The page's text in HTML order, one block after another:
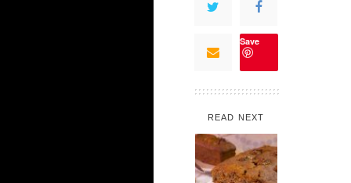
Save
READ NEXT